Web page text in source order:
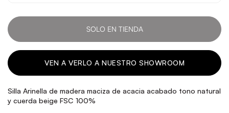
SOLO EN TIENDA
VEN A VERLO A NUESTRO SHOWROOM
Silla Arinella de madera maciza de acacia acabado tono natural
y cuerda beige FSC 100%